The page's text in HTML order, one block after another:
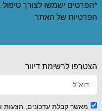
*הפרטים ישמשו לצורך
הפרטיות של האתר
הצטרפו לרשימת דיוור
מאשר קבלת עדכונים, הצעות